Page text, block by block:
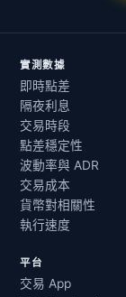
實測數據
即時點差
隔夜利息
交易時段
點差穩定性
波動率與 ADR
交易成本
貨幣對相關性
執行速度
平台
交易 App